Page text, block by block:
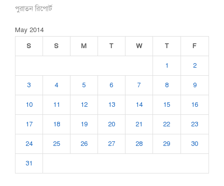
পুরাতন রিপোর্ট
May 2014
S
S M T W T F
1 2
3 4 5 6 7 8 9
10 11 12 13 14 15 16
17 18 19 20 21 22 23
24 25 26 27 28 29 30
31